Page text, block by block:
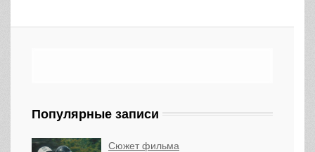
Популярные записи
Сюжет фильма